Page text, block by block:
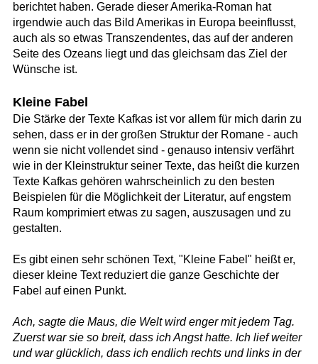
berichtet haben. Gerade dieser Amerika-Roman hat
irgendwie auch das Bild Amerikas in Europa beeinflusst,
auch als so etwas Transzendentes, das auf der anderen
Seite des Ozeans liegt und das gleichsam das Ziel der
Wünsche ist.
Kleine Fabel
Die Stärke der Texte Kafkas ist vor allem für mich darin zu
sehen, dass er in der großen Struktur der Romane - auch
wenn sie nicht vollendet sind - genauso intensiv verfährt
wie in der Kleinstruktur seiner Texte, das heißt die kurzen
Texte Kafkas gehören wahrscheinlich zu den besten
Beispielen für die Möglichkeit der Literatur, auf engstem
Raum komprimiert etwas zu sagen, auszusagen und zu
gestalten.
Es gibt einen sehr schönen Text, "Kleine Fabel" heißt er,
dieser kleine Text reduziert die ganze Geschichte der
Fabel auf einen Punkt.
Ach, sagte die Maus, die Welt wird enger mit jedem Tag.
Zuerst war sie so breit, dass ich Angst hatte. Ich lief weiter
und war glücklich, dass ich endlich rechts und links in der